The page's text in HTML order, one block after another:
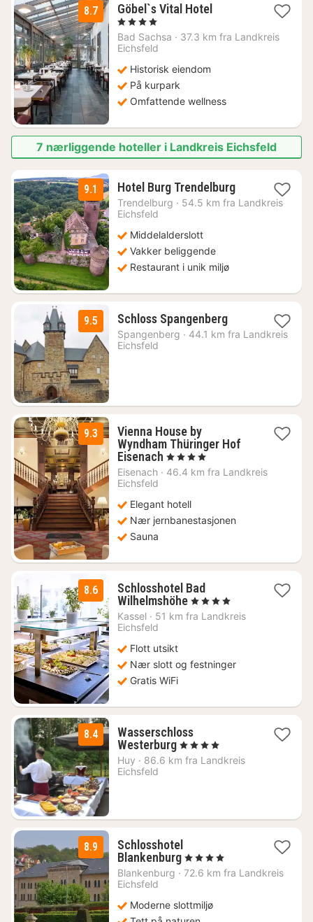
8.7 Göbel`s Vital Hotel1
fra
, 4 Stjerner
Bad Sachsa · 37.3 km fra Landkreis
Eichsfeld
Historisk eiendom
På kurpark
Omfattende wellness
7 nærliggende hoteller i Landkreis Eichsfeld
9.1 Hotel Burg Trendelburg2
netter
Trendelburg · 54.5 km fra Landkreis
Eichsfeld
Middelalderslott
Vakker beliggende
Restaurant i unik miljø
9.5 Schloss Spangenberg1
natt
Spangenberg · 44.1 km fra Landkreis
Eichsfeld
9.3
Vienna House by
Wyndham Thüringer Hof
Eisenach 1
natt
kr.
, 4 Stjerner
Eisenach · 46.4 km fra Landkreis
Eichsfeld
Elegant hotell
Nær jernbanestasjonen
Sauna
8.6
Schlosshotel Bad
Wilhelmshöhe1
natt
, 4 Stjerner
Kassel · 51 km fra Landkreis
Eichsfeld
Flott utsikt
Nær slott og festninger
Gratis WiFi
8.4
Wasserschloss
Westerburg1
natt
, 4 Stjerner
Huy · 86.6 km fra Landkreis
Eichsfeld
8.9
Schlosshotel
Blankenburg1
natt
kr.
, 4 Stjerner
Blankenburg · 72.6 km fra Landkreis
Eichsfeld
Moderne slottmiljø